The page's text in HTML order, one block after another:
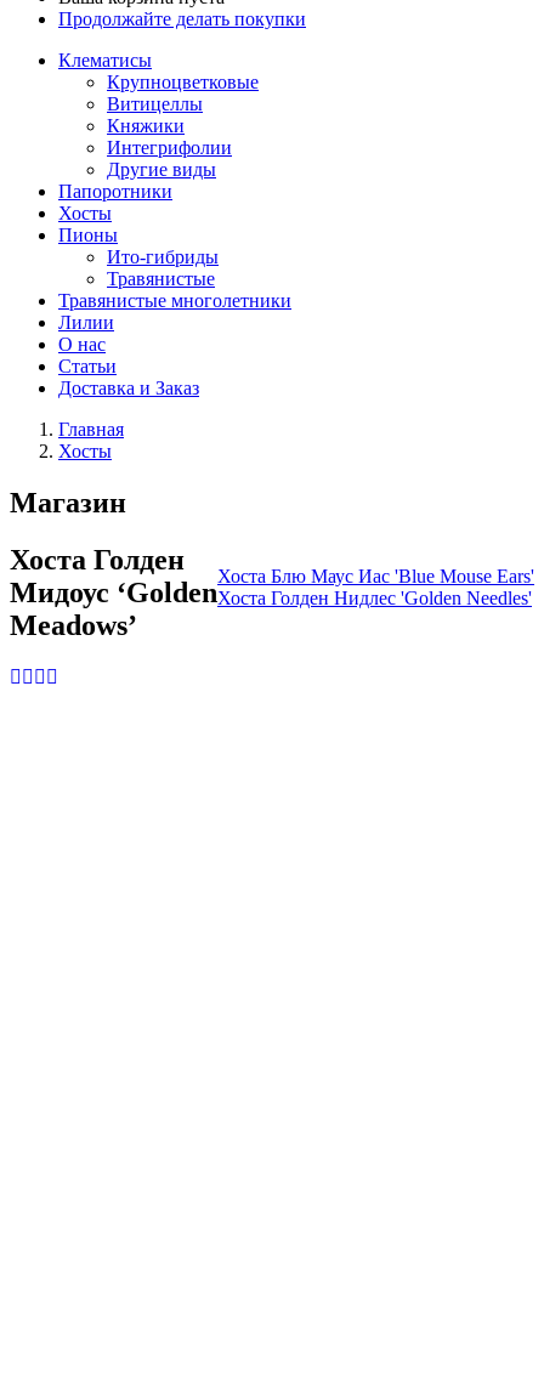
Продолжайте делать покупки
Клематисы
Крупноцветковые
Витицеллы
Княжики
Интегрифолии
Другие виды
Папоротники
Хосты
Пионы
Ито-гибриды
Травянистые
Травянистые многолетники
Лилии
О нас
Статьи
Доставка и Заказ
Главная
Хосты
Магазин
Хоста Блю Маус Иас 'Blue Mouse Ears'
Хоста Голден Нидлес 'Golden Needles'
Хоста Голден
Мидоус ‘Golden
Meadows’